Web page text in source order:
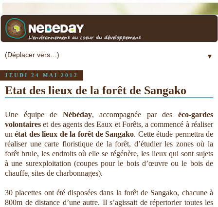
▼
JEUDI 24 MAI 2012
Etat des lieux de la forêt de Sangako
Une équipe de Nébéday, accompagnée par deséco-gardes
volontaires et des agents des Eaux et Forêts, a commencé à réaliser
unétat des lieux de la forêt de Sangako. Cette étude permettra de
réaliser une carte floristique de la forêt, d’étudier les zones où la
forêt brule, les endroits où elle se régénère, les lieux qui sont sujets
à une surexploitation (coupes pour le bois d’œuvre ou le bois de
chauffe, sites de charbonnages).
30 placettes ont été disposées dans la forêt de Sangako, chacune à
800m de distance d’une autre. Il s’agissait de répertorier toutes les